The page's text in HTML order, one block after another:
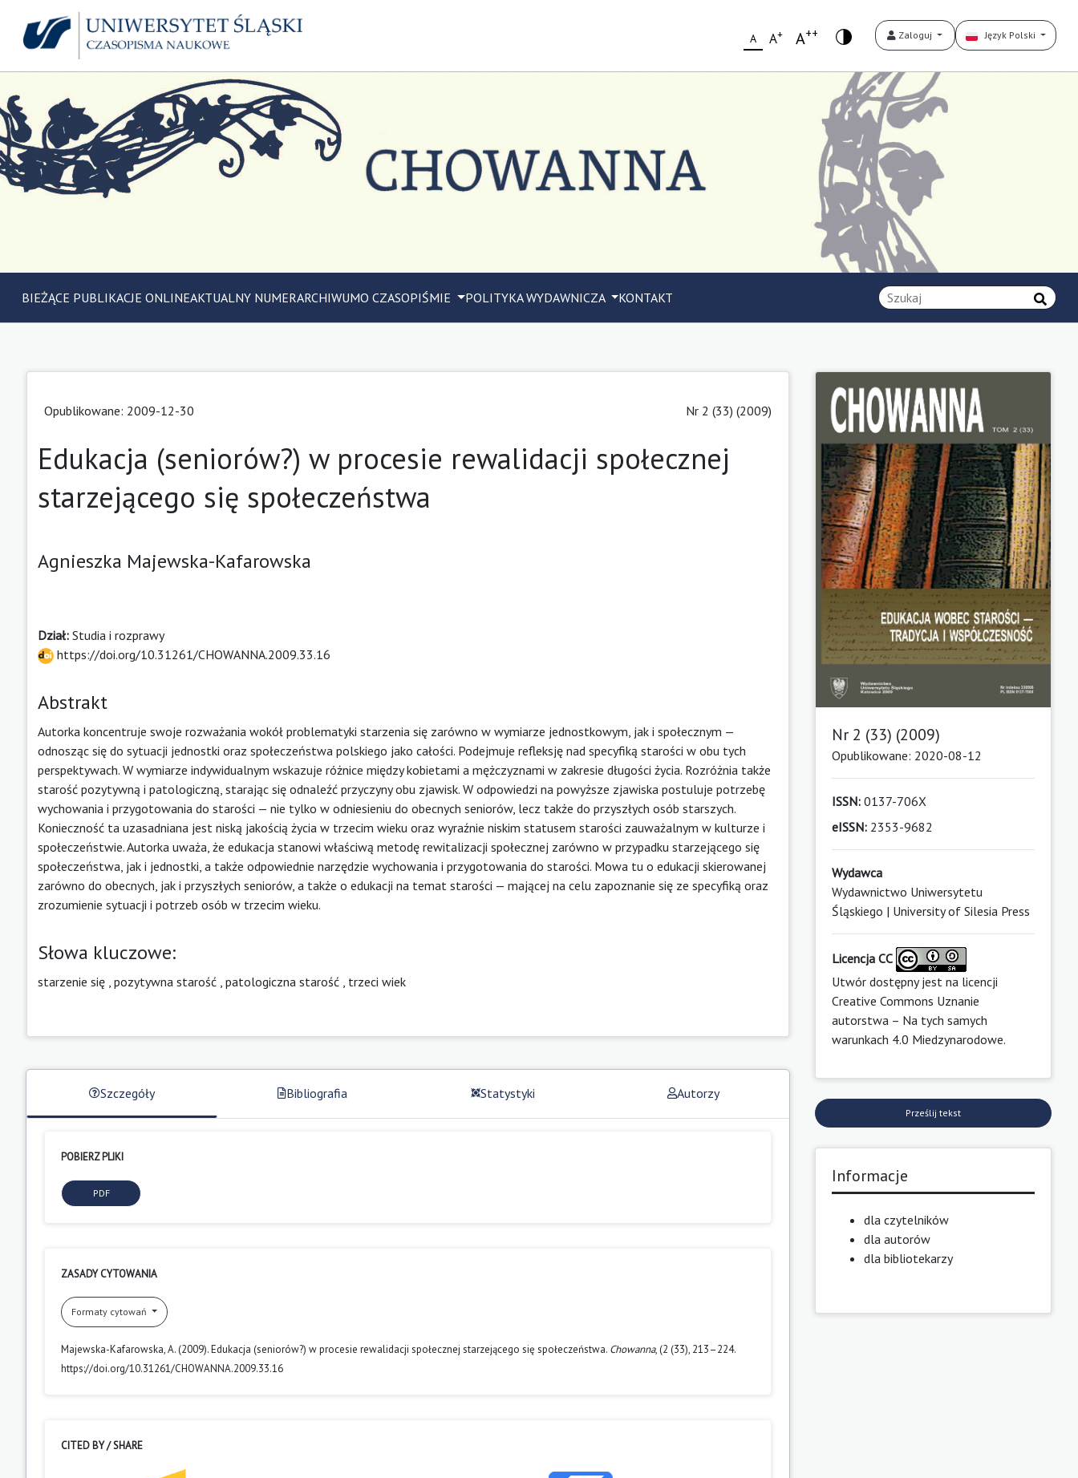
A A+ A++ Zaloguj Język Polski
BIEŻĄCE PUBLIKACJE ONLINEAKTUALNY NUMERARCHIWUMO CZASOPIŚMIE POLITYKA WYDAWNICZA KONTAKT
Opublikowane: 2009-12-30 Nr 2 (33) (2009)
Edukacja (seniorów?) w procesie rewalidacji społecznej
starzejącego się społeczeństwa
Agnieszka Majewska-Kafarowska
Dział: Studia i rozprawy
https://doi.org/10.31261/CHOWANNA.2009.33.16
Abstrakt
Autorka koncentruje swoje rozważania wokół problematyki starzenia się zarówno w wymiarze jednostkowym, jak i społecznym —
odnosząc się do sytuacji jednostki oraz społeczeństwa polskiego jako całości. Podejmuje refleksję nad specyfiką starości w obu tych
perspektywach. W wymiarze indywidualnym wskazuje różnice między kobietami a mężczyznami w zakresie długości życia. Rozróżnia także
starość pozytywną i patologiczną, starając się odnaleźć przyczyny obu zjawisk. W odpowiedzi na powyższe zjawiska postuluje potrzebę
wychowania i przygotowania do starości — nie tylko w odniesieniu do obecnych seniorów, lecz także do przyszłych osób starszych.
Konieczność ta uzasadniana jest niską jakością życia w trzecim wieku oraz wyraźnie niskim statusem starości zauważalnym w kulturze i
społeczeństwie. Autorka uważa, że edukacja stanowi właściwą metodę rewitalizacji społecznej zarówno w przypadku starzejącego się
społeczeństwa, jak i jednostki, a także odpowiednie narzędzie wychowania i przygotowania do starości. Mowa tu o edukacji skierowanej
zarówno do obecnych, jak i przyszłych seniorów, a także o edukacji na temat starości — mającej na celu zapoznanie się ze specyfiką oraz
zrozumienie sytuacji i potrzeb osób w trzecim wieku.
Słowa kluczowe:
starzenie się pozytywna starość patologiczna starość trzeci wiek
Szczegóły Bibliografia Statystyki Autorzy
POBIERZ PLIKI
PDF
ZASADY CYTOWANIA
Formaty cytowań
Majewska-Kafarowska, A. (2009). Edukacja (seniorów?) w procesie rewalidacji społecznej starzejącego się społeczeństwa. Chowanna, (2 (33), 213–224.
https://doi.org/10.31261/CHOWANNA.2009.33.16
CITED BY / SHARE
Nr 2 (33) (2009)
Opublikowane: 2020-08-12
ISSN:0137-706X
eISSN:2353-9682
Wydawca
Wydawnictwo Uniwersytetu
Śląskiego | University of Silesia Press
Licencja CC
Utwór dostępny jest na licencji
Creative Commons Uznanie
autorstwa – Na tych samych
warunkach 4.0 Miedzynarodowe.
Prześlij tekst
Informacje
dla czytelników
dla autorów
dla bibliotekarzy